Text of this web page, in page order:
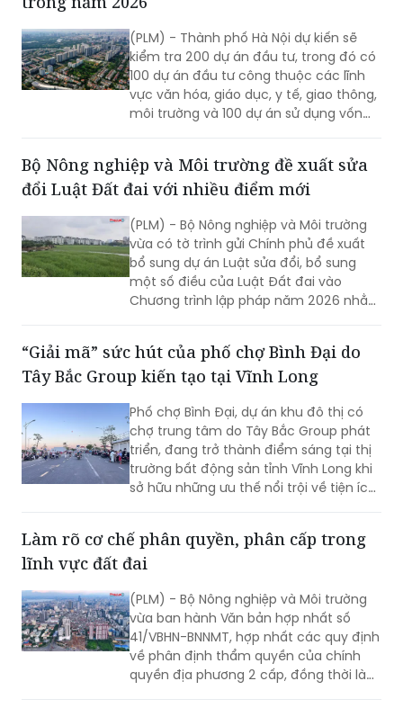
kiểm tra 200 dự án đầu tư, trong đó có
100 dự án đầu tư công thuộc các lĩnh
vực văn hóa, giáo dục, y tế, giao thông,
môi trường và 100 dự án sử dụng vốn
ngoài ngân sách.
Bộ Nông nghiệp và Môi trường đề xuất sửa
(PLM) - Bộ Nông nghiệp và Môi trường
vừa có tờ trình gửi Chính phủ đề xuất
bổ sung dự án Luật sửa đổi, bổ sung
một số điều của Luật Đất đai vào
Chương trình lập pháp năm 2026 nhằm
tiếp tục tháo gỡ các vướng mắc phát
sinh trong quá trình thi hành luật, đồng
thời đáp ứng yêu cầu phát triển kinh tế
phương mới.
“Giải mã” sức hút của phố chợ Bình Đại do
Phố chợ Bình Đại, dự án khu đô thị có
chợ trung tâm do Tây Bắc Group phát
triển, đang trở thành điểm sáng tại thị
trường bất động sản tỉnh Vĩnh Long khi
sở hữu những ưu thế nổi trội về tiện ích,
hạ tầng và chất lượng sống, kết hợp hài
hòa giữa giá trị an cư, kinh doanh và
đầu tư.
Làm rõ cơ chế phân quyền, phân cấp trong
(PLM) - Bộ Nông nghiệp và Môi trường
vừa ban hành Văn bản hợp nhất số
41/VBHN-BNNMT, hợp nhất các quy định
về phân định thẩm quyền của chính
quyền địa phương 2 cấp, đồng thời làm
rõ cơ chế phân quyền, phân cấp trong
lĩnh vực đất đai.
Tây Bắc Group đón dòng giao thương mạnh